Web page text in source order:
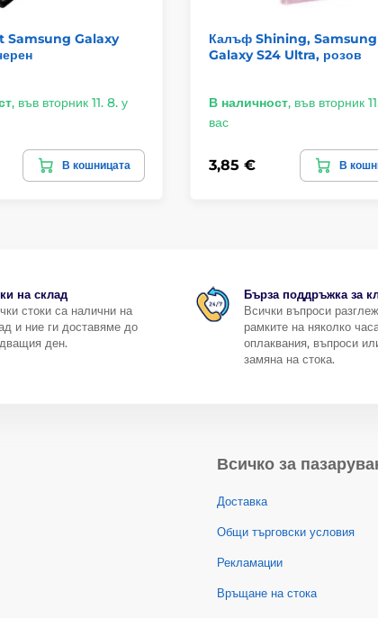
Samsung Galaxy
, във вторник 11. 8. у
В кошницата
Калъф Shining, Samsung
Galaxy S24 Ultra, розов
В наличност, във вторник
вас
3,85 € В
на склад
стоки са налични на
и ние ги доставяме до
ден.
Бърза поддръжка за
Всички въпроси
рамките на няколко
оплаквания, въпроси
замяна на стока.
Всичко за
Доставка
Общи търговски условия
Рекламации
Връщане на стока